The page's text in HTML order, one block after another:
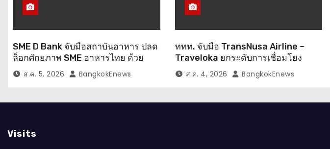
SME D Bank จับมือสถาบันอาหาร ปลด
ล็อกศักยภาพ SME อาหารไทย ด้วย
โมเดล “ทุนคู่ความรู้”
ส.ค. 5, 2026 BangkokEnews
ททท. จับมือ TransNusa Airline –
Traveloka ยกระดับการเชื่อมโยง
ไทย–อินโดนีเซีย ดันไทยสู่จุดหมาย
ปลายทางคุณภาพ เชื่อม Asean
Destination
ส.ค. 4, 2026 BangkokEnews
Visits